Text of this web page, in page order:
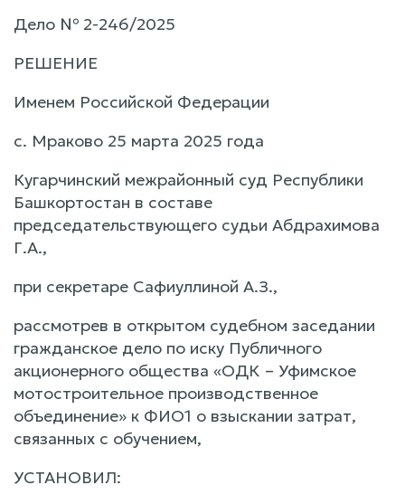
Дело № 2-246/2025
РЕШЕНИЕ
Именем Российской Федерации
с. Мраково 25 марта 2025 года
Кугарчинский межрайонный суд Республики
Башкортостан в составе
председательствующего судьи Абдрахимова
Г.А.,
при секретаре Сафиуллиной А.З.,
рассмотрев в открытом судебном заседании
гражданское дело по иску Публичного
акционерного общества «ОДК – Уфимское
мотостроительное производственное
объединение» к ФИО1 о взыскании затрат,
связанных с обучением,
УСТАНОВИЛ: